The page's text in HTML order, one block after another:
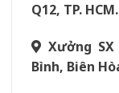
Q12, TP. HCM.
Xưởng
Bình, Biên